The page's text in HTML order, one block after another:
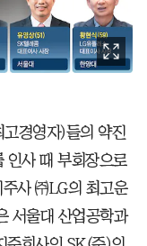
고경영자)들의 약진
인사 때 부회장으로
사 ㈜LG의 최고운
서울대 산업공학과